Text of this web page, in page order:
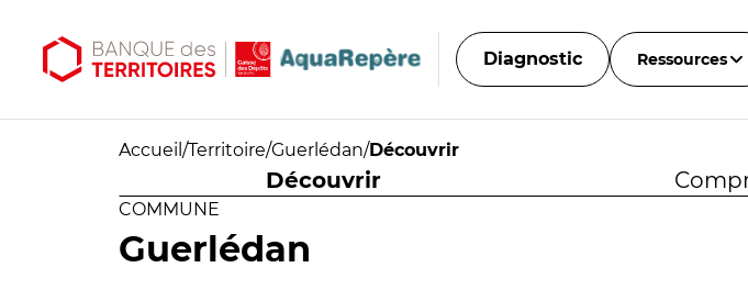
Diagnostic Ressources
Accueil /Territoire/Guerlédan/Découvrir
Découvrir
COMMUNE
Guerlédan